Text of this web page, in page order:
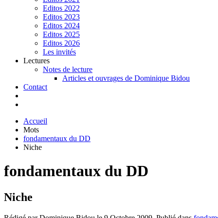
Editos 2022
Editos 2023
Editos 2024
Editos 2025
Editos 2026
Les invités
Lectures
Notes de lecture
Articles et ouvrages de Dominique Bidou
Contact
Accueil
Mots
fondamentaux du DD
Niche
fondamentaux du DD
Niche